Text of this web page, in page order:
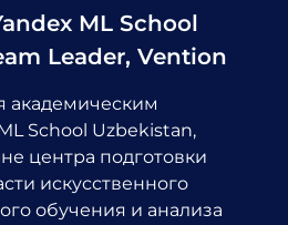
ML School
Leader, Vention
академическим
School Uzbekistan,
центра подготовки
искусственного
обучения и анализа